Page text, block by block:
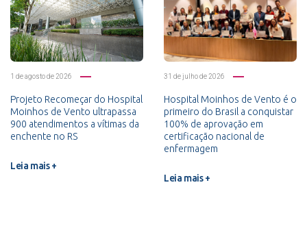
1 de agosto de 2026
Projeto Recomeçar do Hospital
Moinhos de Vento ultrapassa
900 atendimentos a vítimas da
enchente no RS
Leia mais +
31 de julho de 2026
Hospital Moinhos de Vento é o
primeiro do Brasil a conquistar
100% de aprovação em
certificação nacional de
enfermagem
Leia mais +